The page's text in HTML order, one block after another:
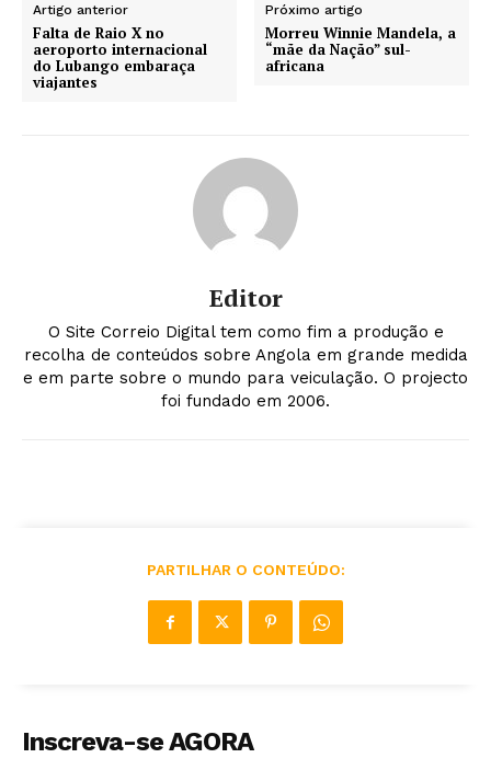
Artigo anterior
Falta de Raio X no
aeroporto internacional
do Lubango embaraça
viajantes
Próximo artigo
Morreu Winnie Mandela, a
“mãe da Nação” sul-
africana
Editor
O Site Correio Digital tem como fim a produção e
recolha de conteúdos sobre Angola em grande medida
e em parte sobre o mundo para veiculação. O projecto
foi fundado em 2006.
PARTILHAR O CONTEÚDO:
Inscreva-se AGORA